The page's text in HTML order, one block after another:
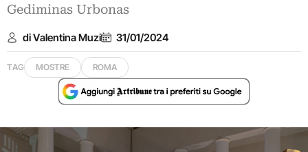
Gediminas Urbonas
di Valentina Muzi 31/01/2024
TAG MOSTRE ROMA